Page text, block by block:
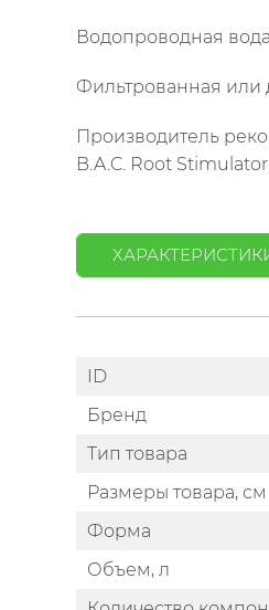
Водопроводная
Фильтрованная или
Производитель
B.A.C. Root
ID
Бренд
Тип товара
Размеры товара, см
Форма
Объем, л